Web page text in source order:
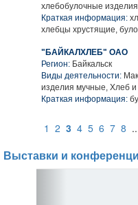
хлебобулочные изделия
Краткая информация:
хлебцы хрустящие,
"БАЙКАЛХЛЕБ" ОАО
Регион: Байкальск
Виды деятельности:
изделия мучные, Хлеб
Краткая информация:
1 2 3 4 5 6 7 8
Выставки и